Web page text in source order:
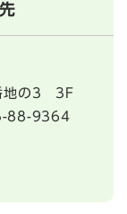
地の3 3F
88-9364